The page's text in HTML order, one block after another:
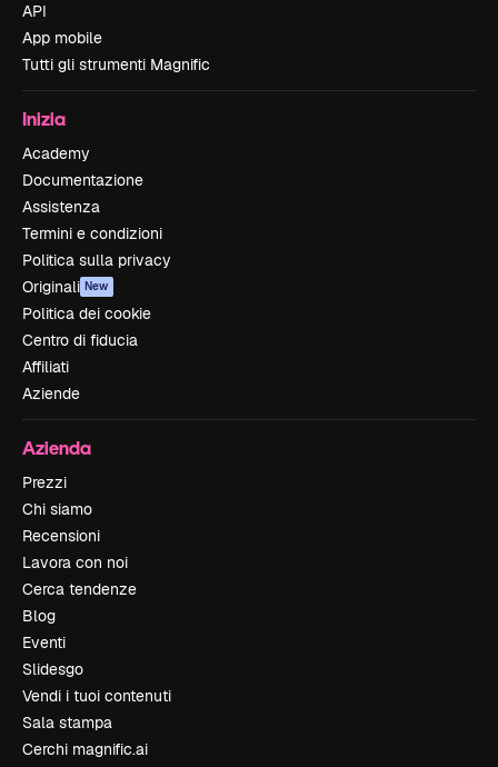
API
App mobile
Tutti gli strumenti Magnific
Inizia
Academy
Documentazione
Assistenza
Termini e condizioni
Politica sulla privacy
Originali New
Politica dei cookie
Centro di fiducia
Affiliati
Aziende
Azienda
Prezzi
Chi siamo
Recensioni
Lavora con noi
Cerca tendenze
Blog
Eventi
Slidesgo
Vendi i tuoi contenuti
Sala stampa
Cerchi magnific.ai